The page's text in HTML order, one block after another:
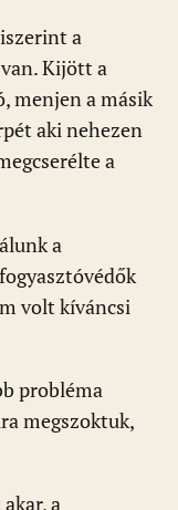
a
Kijött a
menjen a másik
aki nehezen
a
a
volt kíváncsi
probléma
megszoktuk,
a